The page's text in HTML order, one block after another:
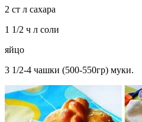
2 ст л сахара
1 1/2 ч л соли
яйцо
3 1/2-4 чашки (500-550гр) муки.